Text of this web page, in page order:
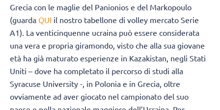
Grecia con le maglie del Panionios e del Markopoulo
(guarda QUI il nostro tabellone di volley mercato Serie
A1). La venticinquenne ucraina può essere considerata
una vera e propria giramondo, visto che alla sua giovane
età ha già maturato esperienze in Kazakistan, negli Stati
Uniti – dove ha completato il percorso di studi alla
Syracuse University -, in Polonia e in Grecia, oltre
ovviamente ad aver giocato nel campionato del suo